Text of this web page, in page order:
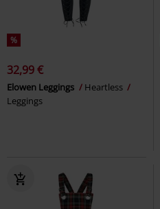
%
32,99 €
Elowen Leggings
Heartless
Leggings